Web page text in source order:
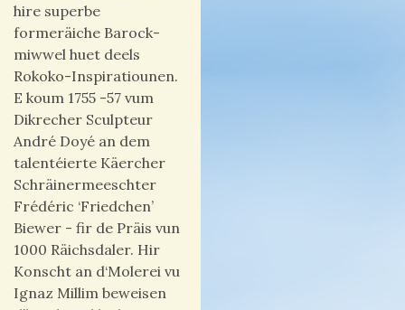
hire superbe
formeräiche Barock-
miwwel huet deels
Rokoko-Inspiratiounen.
E koum 1755 -57 vum
Dikrecher Sculpteur
André Doyé an dem
talentéierte Käercher
Schräinermeeschter
Frédéric ‘Friedchen’
Biewer - fir de Präis vun
1000 Räichsdaler. Hir
Konscht an d‘Molerei vu
Ignaz Millim beweisen